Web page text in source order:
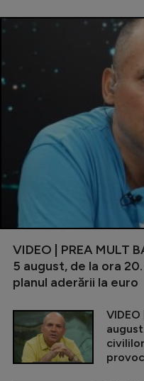
VIDEO | PREA MULT
5 august, de la ora
planul aderării la euro
VIDEO